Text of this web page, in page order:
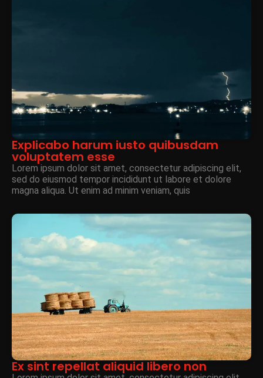
Explicabo harum iusto quibusdam
voluptatem esse
Lorem ipsum dolor sit amet, consectetur adipiscing elit,
sed do eiusmod tempor incididunt ut labore et dolore
magna aliqua. Ut enim ad minim veniam, quis
Ex sint repellat aliquid libero non